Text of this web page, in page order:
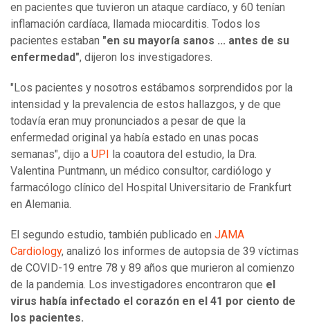
en pacientes que tuvieron un ataque cardíaco, y 60 tenían
inflamación cardíaca, llamada miocarditis. Todos los
pacientes estaban "en su mayoría sanos ... antes de su
enfermedad", dijeron los investigadores.
"Los pacientes y nosotros estábamos sorprendidos por la
intensidad y la prevalencia de estos hallazgos, y de que
todavía eran muy pronunciados a pesar de que la
enfermedad original ya había estado en unas pocas
semanas", dijo a UPI
la coautora del estudio, la Dra.
Valentina Puntmann, un médico consultor, cardiólogo y
farmacólogo clínico del Hospital Universitario de Frankfurt
en Alemania.
El segundo estudio, también publicado en JAMA
Cardiology, analizó los informes de autopsia de 39 víctimas
de COVID-19 entre 78 y 89 años que murieron al comienzo
de la pandemia. Los investigadores encontraron que el
virus había infectado el corazón en el 41 por ciento de
los pacientes.